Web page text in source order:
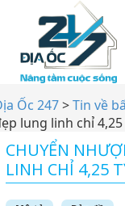
Ốc 247>Tin về
lung linh chỉ
CHUYỂN
LINH CHỈ 4,25